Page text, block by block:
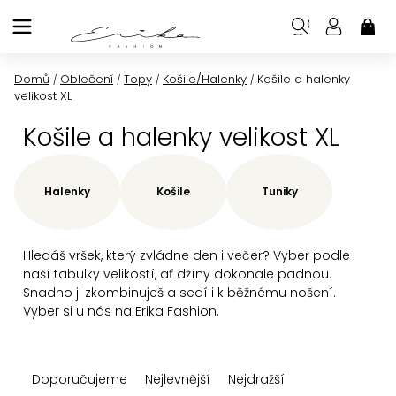
na
Domů / Oblečení / Topy / Košile/Halenky / Košile a halenky
velikost XL
Košile a halenky velikost XL
Hledáš vršek, který zvládne den i večer? Vyber podle
naší tabulky velikostí, ať džíny dokonale padnou.
Snadno ji zkombinuješ a sedí i k běžnému nošení.
Vyber si u nás na Erika Fashion.
Halenky Košile Tuniky
aDoporučujeme Nejlevnější
Nejdražší